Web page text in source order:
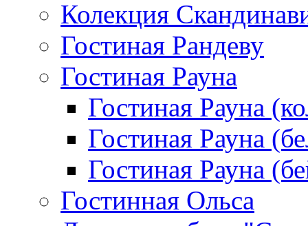
Колекция
Гостиная Рандеву
Гостиная Рауна
Гостиная Рауна
Гостиная Рауна
Гостиная Рауна
Гостинная Ольса